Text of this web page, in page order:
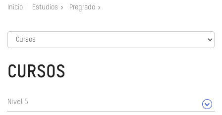
Inicio Estudios Pregrado
CURSOS
Nivel 5